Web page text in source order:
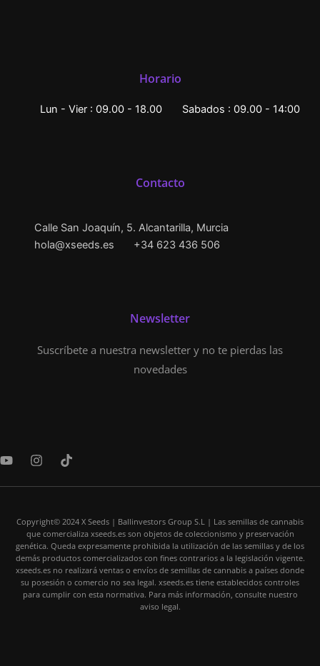
Horario
Lun - Vier : 09.00 - 18.00 Sabados : 09.00 - 14:00
Contacto
Calle San Joaquín, 5. Alcantarilla, Murcia
hola@xseeds.es
+34 623 436 506
Newsletter
Suscríbete a nuestra newsletter y no te pierdas las
novedades
Y
u
I
s
g
r
a
m
T
k
k
Copyright© 2024 X Seeds | Ballinvestors Group S.L | Las semillas de cannabis
que comercializa xseeds.es son objetos de coleccionismo y preservación
genética. Queda expresamente prohibida la utilización de las semillas y de los
demás productos comercializados con fines contrarios a la legislación vigente.
xseeds.es no realizará ventas o envíos de semillas de cannabis a países donde
su posesión o comercio no sea legal. xseeds.es tiene establecidos controles
para cumplir con esta normativa. Para más información, consulte nuestro
aviso legal.